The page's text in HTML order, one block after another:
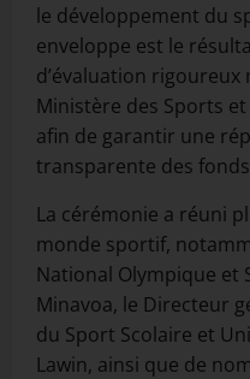
le développement du
enveloppe est le
d’évaluation rigoureux
Ministère des Sports et
afin de garantir une
transparente des
La cérémonie a réuni
monde sportif,
National Olympique et
Minavoa, le Directeur
du Sport Scolaire et
Lawin, ainsi que de